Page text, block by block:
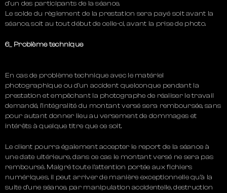
d’un des participants de la séance.
Le solde du règlement de la prestation sera payé soit avant la
séance, soit au tout début de celle-ci, avant la prise de photo.
6_ Problème technique
En cas de problème technique avec le matériel
photographique ou d’un accident quelconque pendant la
prestation et empêchant la photographe de réaliser le travail
demandé, l’intégralité du montant versé sera remboursée, sans
pour autant donner lieu au versement de dommages et
intérêts à quelque titre que ce soit.
Le client pourra également accepter le report de la séance à
une date ultérieure, dans ce cas le montant versé ne sera pas
remboursé. Malgré toute l’attention portée aux fichiers
numériques, il peut arriver de manière exceptionnelle qu’à la
suite d’une séance, par manipulation accidentelle, destruction